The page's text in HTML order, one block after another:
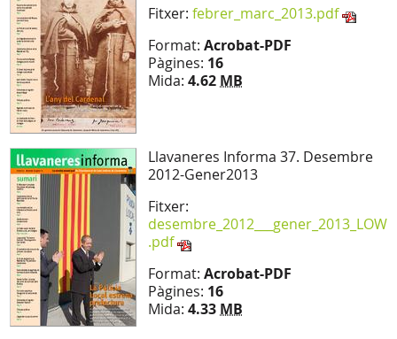
Fitxer: febrer_marc_2013.pdf
Format: Acrobat-PDF
Pàgines: 16
Mida: 4.62 MB
Llavaneres Informa 37. Desembre
2012-Gener2013
Fitxer:
desembre_2012___gener_2013_LOW
.pdf
Format: Acrobat-PDF
Pàgines: 16
Mida: 4.33 MB